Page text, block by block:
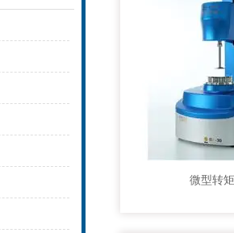
微型转